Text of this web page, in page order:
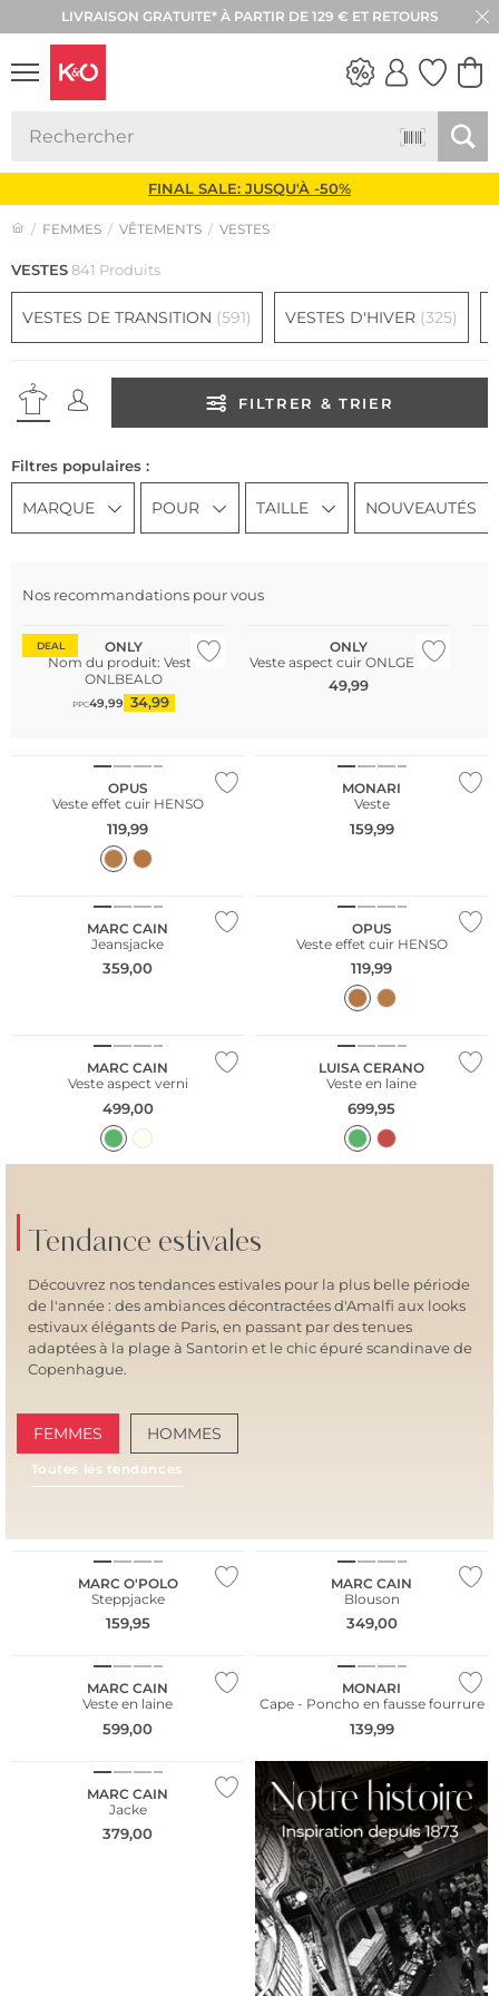
LIVRAISON GRATUITE* À PARTIR DE 129 € ET RETOURS
FINAL SALE: JUSQU'À -50%
FEMMES VÊTEMENTS VESTES
VESTES841 Produits
VESTES DE TRANSITION (591) VESTES D'HIVER (325)
FILTRER & TRIER
Filtres populaires :
MARQUE POUR TAILLE NOUVEAUTÉS
Nos recommandations pour vous
DEAL
ONLY
Nom du produit: Veste
ONLBEALO
PPC49,99 34,99
Meilleures ventes
ONLY
Veste aspect cuir ONLGEMMA
49,99
OPUS
Veste effet cuir HENSO
119,99
MONARI
Veste
159,99
MARC CAIN
Jeansjacke
359,00
OPUS
Veste effet cuir HENSO
119,99
MARC CAIN
Veste aspect verni
499,00
LUISA CERANO
Veste en laine
699,95
Tendance estivales
Découvrez nos tendances estivales pour la plus belle période
de l'année : des ambiances décontractées d'Amalfi aux looks
estivaux élégants de Paris, en passant par des tenues
adaptées à la plage à Santorin et le chic épuré scandinave de
Copenhague.
FEMMES HOMMES
Toutes les tendances
MARC O'POLO
Steppjacke
159,95
MARC CAIN
Blouson
349,00
MARC CAIN
Veste en laine
599,00
MONARI
Cape - Poncho en fausse fourrure
139,99
MARC CAIN
Jacke
379,00